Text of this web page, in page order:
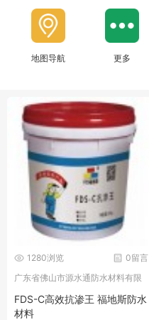
地图导航 更多
0留言
1280浏览
广东省佛山市源水通防水材料有限
FDS-C高效抗渗王 福地斯防水
材料